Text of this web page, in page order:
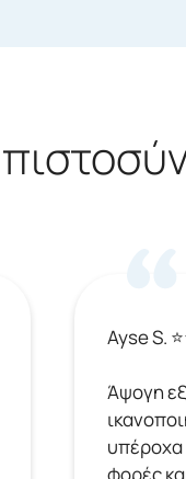
Ayse S.
Άψογη
υπέροχα